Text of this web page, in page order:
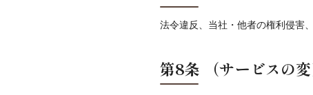
法令違反、当社・他者の権利侵害
第8条 （サービスの